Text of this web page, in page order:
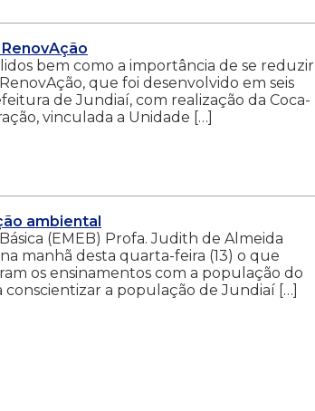
bem como a importância de se reduzir
que foi desenvolvido em seis
de Jundiaí, com realização da Coca-
vinculada a Unidade […]
ambiental
(EMEB) Profa. Judith de Almeida
manhã desta quarta-feira (13) o que
os ensinamentos com a população do
a população de Jundiaí […]